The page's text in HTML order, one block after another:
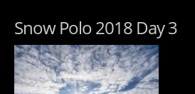
Snow Polo 2018 Day 3